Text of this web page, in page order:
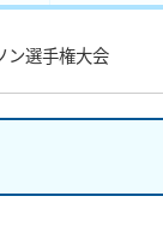
ン選手権大会